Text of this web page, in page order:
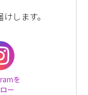
します。
を
ー